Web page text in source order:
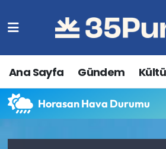
Ana Sayfa Gündem
Horasan Hava Durumu